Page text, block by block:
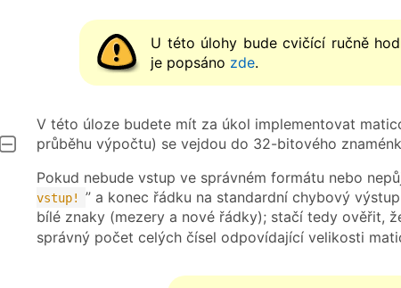
U této úlohy bude cvičící ručně
je popsáno zde.
V této úloze budete mít za úkol implementovat
průběhu výpočtu) se vejdou do 32-bitového
Pokud nebude vstup ve správném formátu nebo
vstup!
” a konec řádku na standardní chybový
bílé znaky (mezery a nové řádky); stačí tedy ověřit,
správný počet celých čísel odpovídající velikosti